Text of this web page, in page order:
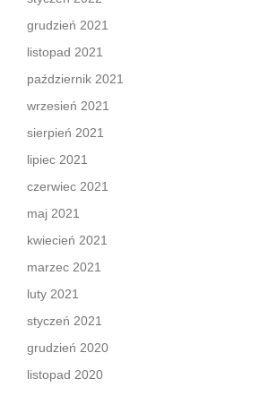
grudzień 2021
listopad 2021
październik 2021
wrzesień 2021
sierpień 2021
lipiec 2021
czerwiec 2021
maj 2021
kwiecień 2021
marzec 2021
luty 2021
styczeń 2021
grudzień 2020
listopad 2020